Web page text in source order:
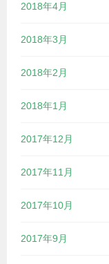
2018年4月
2018年3月
2018年2月
2018年1月
2017年12月
2017年11月
2017年10月
2017年9月